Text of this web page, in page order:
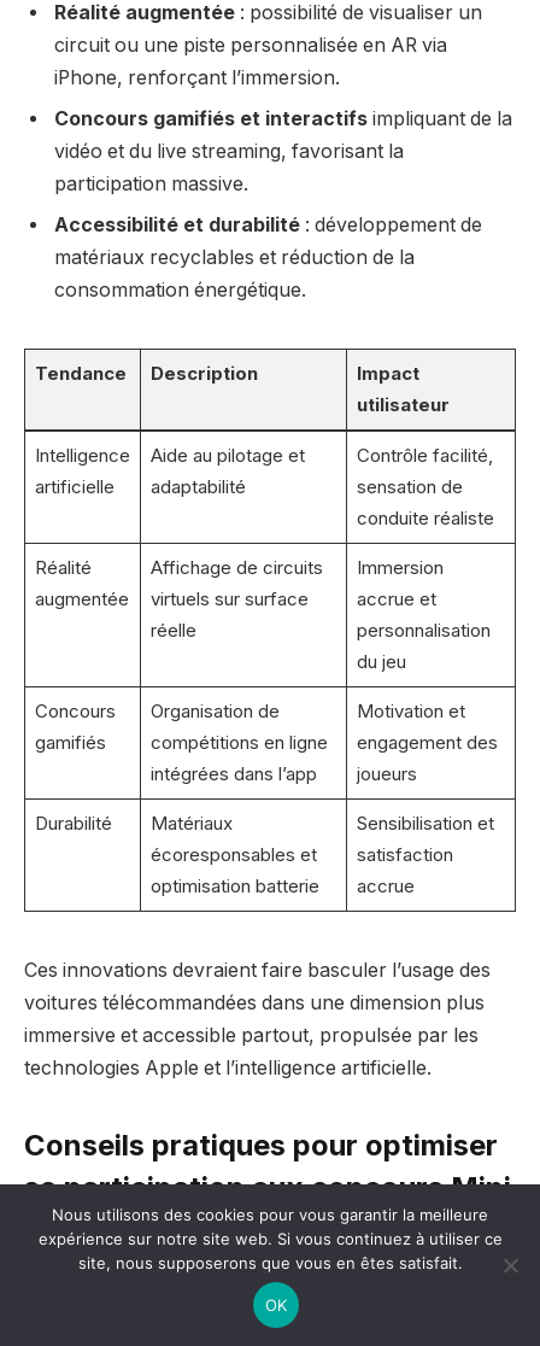
Réalité augmentée : possibilité de visualiser un
circuit ou une piste personnalisée en AR via
iPhone, renforçant l’immersion.
Concours gamifiés et interactifs impliquant de la
vidéo et du live streaming, favorisant la
participation massive.
Accessibilité et durabilité : développement de
matériaux recyclables et réduction de la
consommation énergétique.
Tendance Description
Impact
utilisateur
Intelligence
artificielle
Aide au pilotage et
adaptabilité
Contrôle facilité,
sensation de
conduite réaliste
Réalité
augmentée
Affichage de circuits
virtuels sur surface
réelle
Immersion
accrue et
personnalisation
du jeu
Concours
gamifiés
Organisation de
compétitions en ligne
intégrées dans l’app
Motivation et
engagement des
joueurs
Durabilité
Matériaux
écoresponsables et
optimisation batterie
Sensibilisation et
satisfaction
accrue
Ces innovations devraient faire basculer l’usage des
voitures télécommandées dans une dimension plus
immersive et accessible partout, propulsée par les
technologies Apple et l’intelligence artificielle.
Conseils pratiques pour optimiser
sa participation aux concours Mini
Cooper télécommandées Apple
Pour transformer une simple participation en victoire
dans les nombreux concours Mini Cooper
Nous utilisons des cookies pour vous garantir la meilleure
expérience sur notre site web. Si vous continuez à utiliser ce
site, nous supposerons que vous en êtes satisfait.
OK